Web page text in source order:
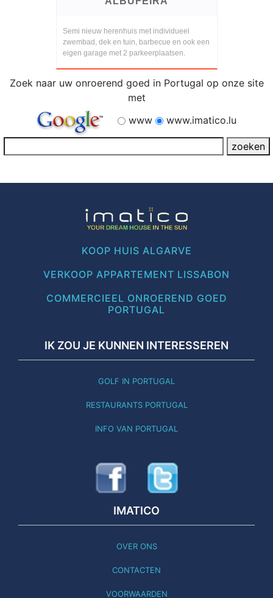
Semi nieuw herenhuis met individueel
zwembad, dek en tuin, barbecue en ook een
eigen garage met 2 parkeerplaatsen.
Zoek naar uw onroerend goed in Portugal op onze site
met
www
www.imatico.lu
KOOP HUIS ALGARVE
VERKOOP APPARTEMENT LISSABON
COMMERCIEEL ONROEREND GOED
PORTUGAL
IK ZOU JE KUNNEN INTERESSEREN
GOLF IN PORTUGAL
RESTAURANTS PORTUGAL
INFO VAN PORTUGAL
IMATICO
OVER ONS
CONTACTEN
VOORWAARDEN